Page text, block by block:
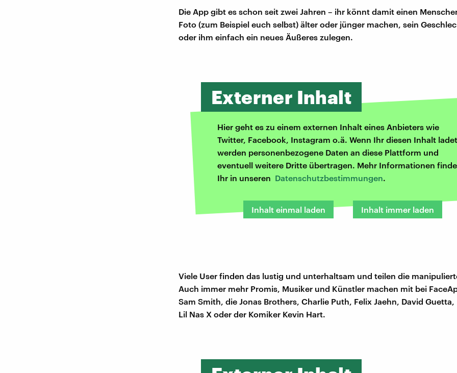
Die App gibt es schon seit zwei Jahren – ihr könnt damit einen
Foto (zum Beispiel euch selbst) älter oder jünger machen, sein
oder ihm einfach ein neues Äußeres zulegen.
Externer Inhalt
Hier geht es zu einem externen Inhalt eines Anbieters wie
Twitter, Facebook, Instagram o.ä. Wenn Ihr diesen Inhalt
werden personenbezogene Daten an diese Plattform und
eventuell weitere Dritte übertragen. Mehr Informationen
Ihr in unseren Datenschutzbestimmungen.
Inhalt einmal laden Inhalt immer laden
Viele User finden das lustig und unterhaltsam und teilen die
Auch immer mehr Promis, Musiker und Künstler machen mit bei
Sam Smith, die Jonas Brothers, Charlie Puth, Felix Jaehn, David
Lil Nas X oder der Komiker Kevin Hart.